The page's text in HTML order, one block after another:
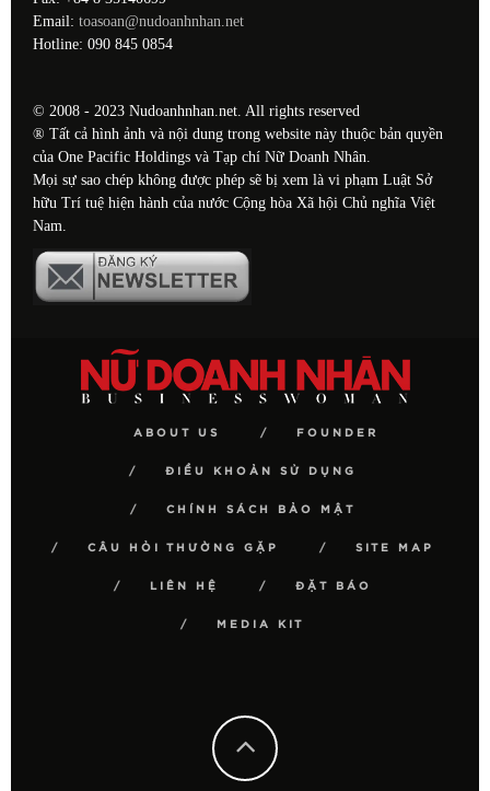
Email: toasoan@nudoanhnhan.net
Hotline: 090 845 0854
© 2008 - 2023 Nudoanhnhan.net. All rights reserved
® Tất cả hình ảnh và nội dung trong website này thuộc bản quyền
của One Pacific Holdings và Tạp chí Nữ Doanh Nhân.
Mọi sự sao chép không được phép sẽ bị xem là vi phạm Luật Sở
hữu Trí tuệ hiện hành của nước Cộng hòa Xã hội Chủ nghĩa Việt
Nam.
ABOUT US FOUNDER
ĐIỀU KHOẢN SỬ DỤNG
CHÍNH SÁCH BẢO MẬT
CÂU HỎI THƯỜNG GẶP SITE MAP
LIÊN HỆ ĐẶT BÁO
MEDIA KIT